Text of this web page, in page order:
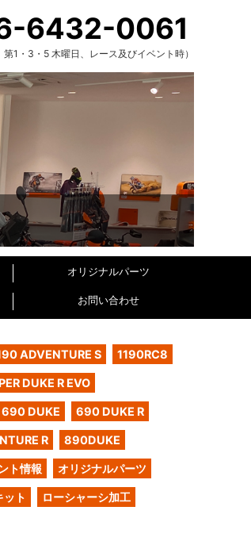
6432-0061
1・3・5 木曜日、レース及びイベント時）
オリジナルパーツ
お問い合わせ
ADVENTURE S 1190RC8
DUKE R EVO
690 DUKE 690 DUKE R
R 890DUKE
ト情報 オリジナルパーツ
ット ローシャーシ加工